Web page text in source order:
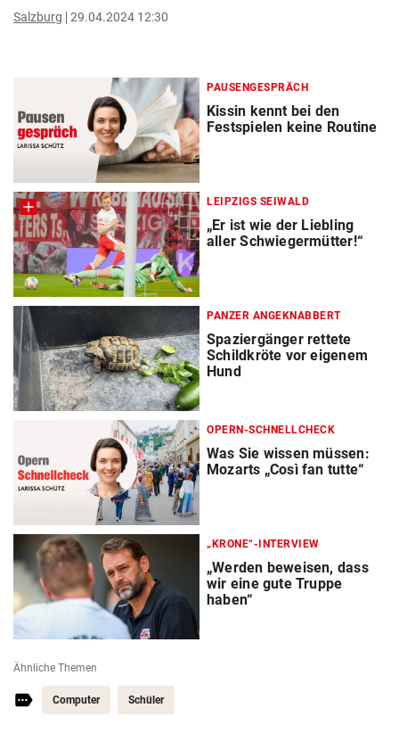
Salzburg 29.04.2024 12:30
PAUSENGESPRÄCH
Kissin kennt bei den
Festspielen keine Routine
LEIPZIGS SEIWALD
„Er ist wie der Liebling
aller Schwiegermütter!“
PANZER ANGEKNABBERT
Spaziergänger rettete
Schildkröte vor eigenem
Hund
OPERN-SCHNELLCHECK
Was Sie wissen müssen:
Mozarts „Così fan tutte“
„KRONE“-INTERVIEW
„Werden beweisen, dass
wir eine gute Truppe
haben“
Ähnliche Themen
Computer Schüler